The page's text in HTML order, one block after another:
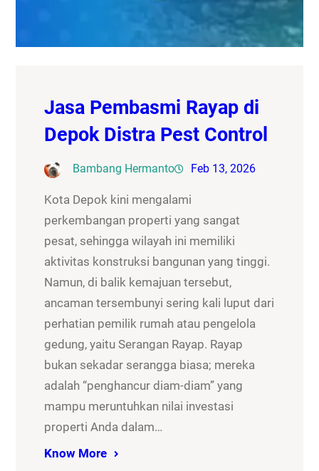
Jasa Pembasmi Rayap di
Depok Distra Pest Control
Bambang Hermanto Feb 13, 2026
Kota Depok kini mengalami
perkembangan properti yang sangat
pesat, sehingga wilayah ini memiliki
aktivitas konstruksi bangunan yang tinggi.
Namun, di balik kemajuan tersebut,
ancaman tersembunyi sering kali luput dari
perhatian pemilik rumah atau pengelola
gedung, yaitu Serangan Rayap. Rayap
bukan sekadar serangga biasa; mereka
adalah “penghancur diam-diam” yang
mampu meruntuhkan nilai investasi
properti Anda dalam…
Know More